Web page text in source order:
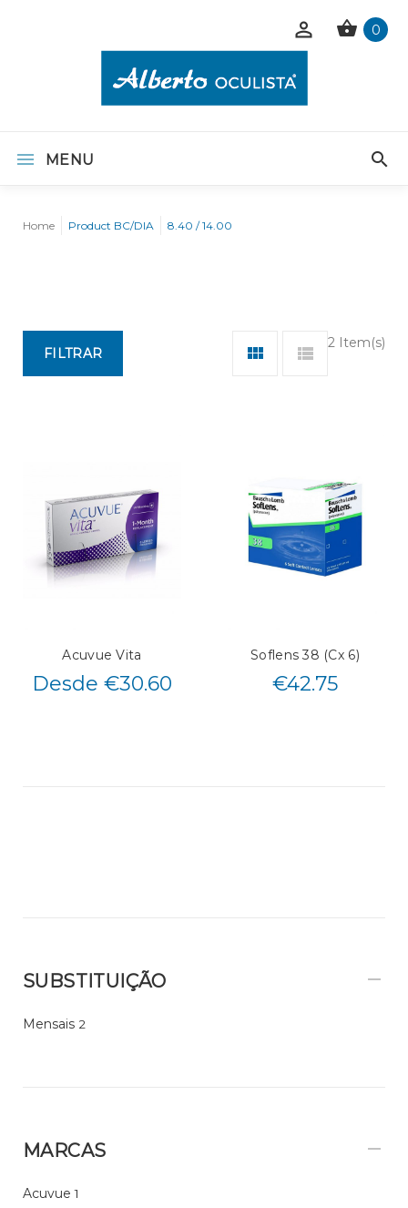
0
MENU
Home Product BC/DIA 8.40 / 14.00
2 Item(s)
FILTRAR
Acuvue Vita
Desde €30.60
Soflens 38 (Cx 6)
€42.75
SUBSTITUIÇÃO
Mensais 2
MARCAS
Acuvue 1